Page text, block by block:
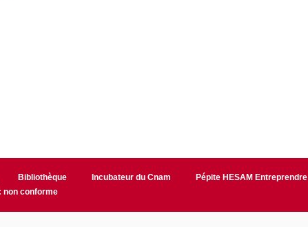
Bibliothèque Incubateur du Cnam Pépite HESAM Entreprendre
conforme